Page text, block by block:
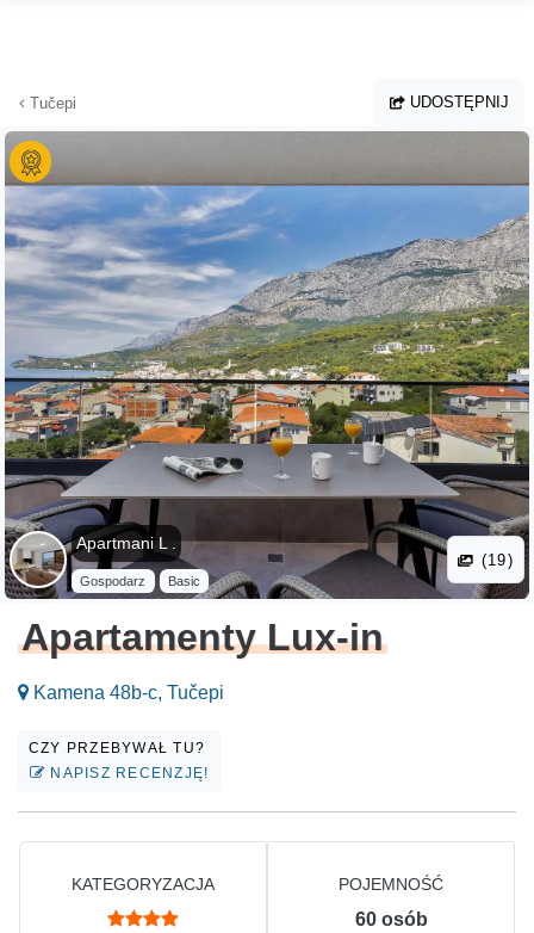
Tučepi UDOSTĘPNIJ
Apartmani L .
Gospodarz Basic
(19)
Apartamenty Lux-in
Kamena 48b-c, Tučepi
CZY PRZEBYWAŁ TU?
NAPISZ RECENZJĘ!
KATEGORYZACJA POJEMNOŚĆ
60 osób